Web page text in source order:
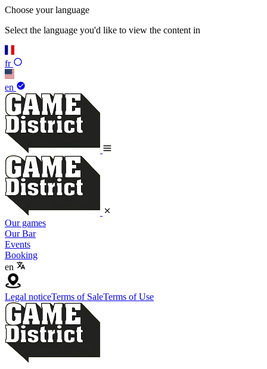
Choose your language
Select the language you'd like to view the content in
fr
en
Our games
Our Bar
Events
Booking
en
Legal noticeTerms of SaleTerms of Use